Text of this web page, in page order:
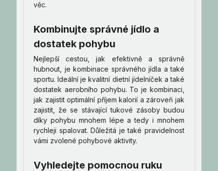
věc.
Kombinujte správné jídlo a
dostatek pohybu
Nejlepší cestou, jak efektivně a správně
hubnout, je kombinace správného jídla a také
sportu. Ideální je kvalitní dietní jídelníček a také
dostatek aerobního pohybu. To je kombinaci,
jak zajistit optimální příjem kalorií a zároveň jak
zajistit, že se stávající tukové zásoby budou
díky pohybu mnohem lépe a tedy i mnohem
rychleji spalovat. Důležitá je také pravidelnost
vámi zvolené pohybové aktivity.
Vyhledejte pomocnou ruku